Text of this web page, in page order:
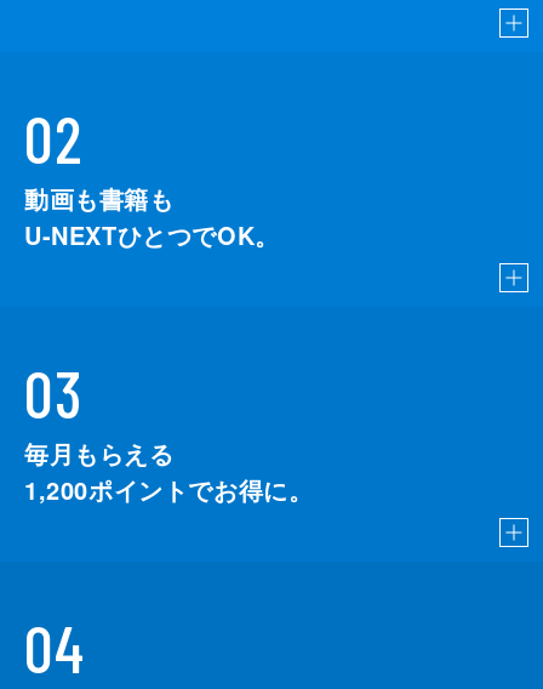
02
動画も書籍も
U-NEXTひとつでOK。
03
毎月もらえる
1,200ポイントでお得に。
04